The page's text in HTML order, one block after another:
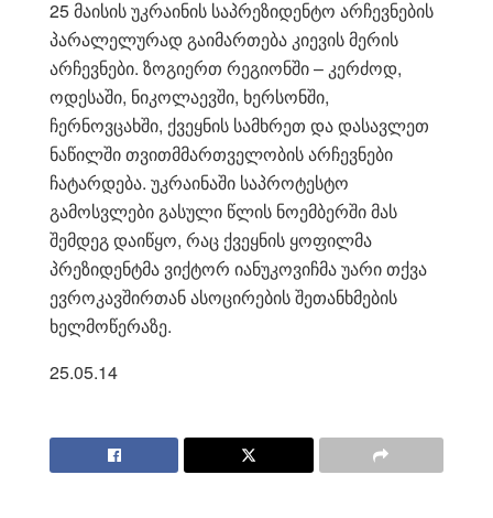
25 მაისის უკრაინის საპრეზიდენტო არჩევნების
პარალელურად გაიმართება კიევის მერის
არჩევნები. ზოგიერთ რეგიონში – კერძოდ,
ოდესაში, ნიკოლაევში, ხერსონში,
ჩერნოვცახში, ქვეყნის სამხრეთ და დასავლეთ
ნაწილში თვითმმართველობის არჩევნები
ჩატარდება. უკრაინაში საპროტესტო
გამოსვლები გასული წლის ნოემბერში მას
შემდეგ დაიწყო, რაც ქვეყნის ყოფილმა
პრეზიდენტმა ვიქტორ იანუკოვიჩმა უარი თქვა
ევროკავშირთან ასოცირების შეთანხმების
ხელმოწერაზე.
25.05.14